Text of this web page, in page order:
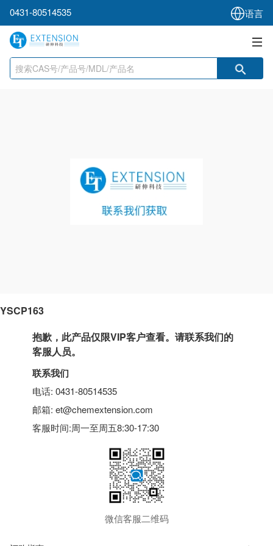
0431-80514535 语言
YSCP163
抱歉，此产品仅限VIP客户查看。请联系我们的
客服人员。
联系我们
电话: 0431-80514535
邮箱: et@chemextension.com
客服时间:周一至周五8:30-17:30
微信客服二维码